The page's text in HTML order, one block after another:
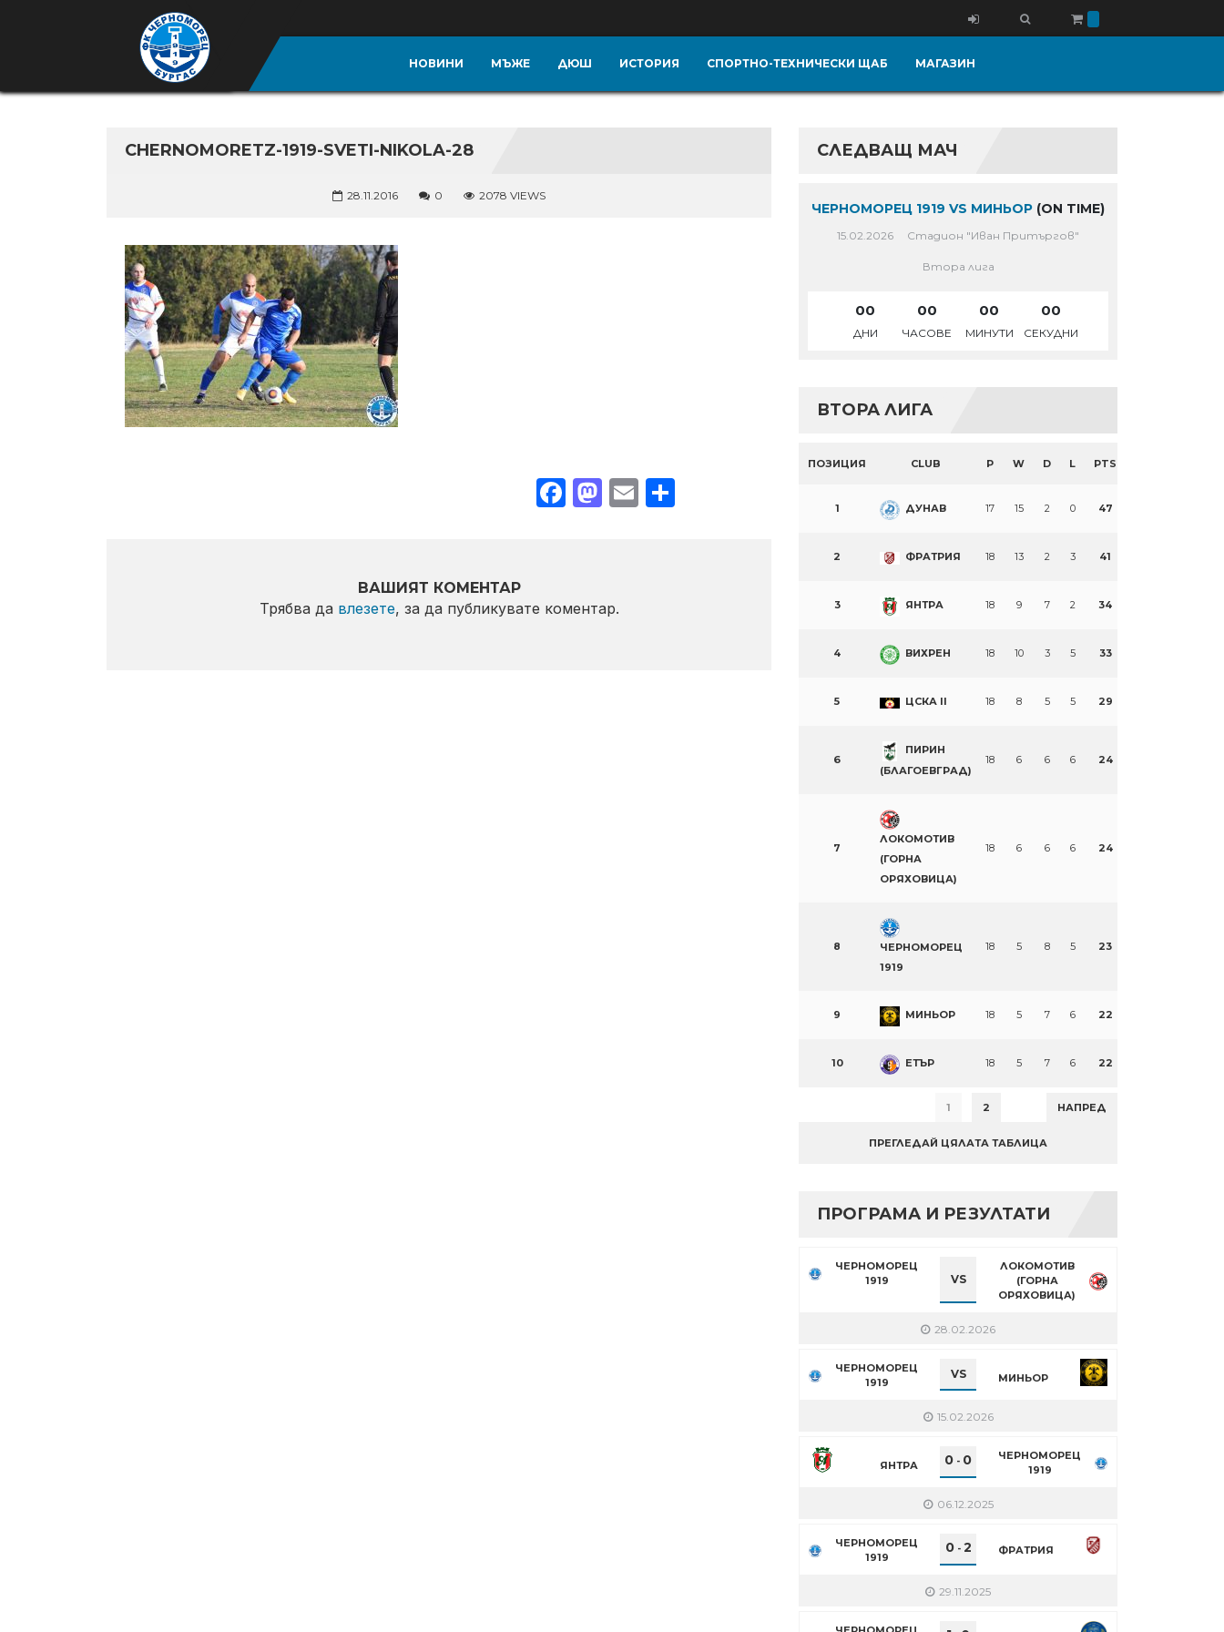
НОВИНИ МЪЖЕ ДЮШ ИСТОРИЯ СПОРТНО-ТЕХНИЧЕСКИ ЩАБ МАГАЗИН
CHERNOMORETZ-1919-SVETI-NIKOLA-28
28.11.2016 0 2078 VIEWS
Facebook
Mastodon
EmailShare
ВАШИЯТ КОМЕНТАР
Трябва да влезете, за да публикувате коментар.
СЛЕДВАЩ МАЧ
ЧЕРНОМОРЕЦ 1919 VS МИНЬОР (ON TIME)
15.02.2026 Стадион "Иван Притъргов"
Втора лига
00
ДНИ
00
ЧАСОВЕ
00
МИНУТИ
00
СЕКУДНИ
ВТОРА ЛИГА
ПОЗИЦИЯ CLUB P W D L PTS
1 ДУНАВ 17 15 2 0 47
2 ФРАТРИЯ 18 13 2 3 41
3 ЯНТРА 18 9 7 2 34
4 ВИХРЕН 18 10 3 5 33
5 ЦСКА II 18 8 5 5 29
6
ПИРИН
(БЛАГОЕВГРАД)
18 6 6 6 24
7
ЛОКОМОТИВ
(ГОРНА
ОРЯХОВИЦА)
18 6 6 6 24
8
ЧЕРНОМОРЕЦ
1919
18 5 8 5 23
9 МИНЬОР 18 5 7 6 22
10 ЕТЪР 18 5 7 6 22
1 2 НАПРЕД
ПРЕГЛЕДАЙ ЦЯЛАТА ТАБЛИЦА
ПРОГРАМА И РЕЗУЛТАТИ
ЧЕРНОМОРЕЦ
1919
VS
ЛОКОМОТИВ
(ГОРНА
ОРЯХОВИЦА)
28.02.2026
ЧЕРНОМОРЕЦ
1919
VS МИНЬОР
15.02.2026
ЯНТРА 0 - 0
ЧЕРНОМОРЕЦ
1919
06.12.2025
ЧЕРНОМОРЕЦ
1919
0- 2 ФРАТРИЯ
29.11.2025